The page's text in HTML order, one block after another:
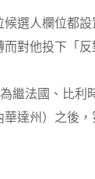
選人欄位都
對他投下「
繼法國、比利
達州）之後